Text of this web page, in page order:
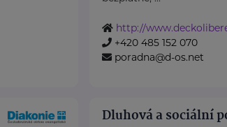
http://
+420 485 152 070
poradna@d-os.net
Dluhová a sociální